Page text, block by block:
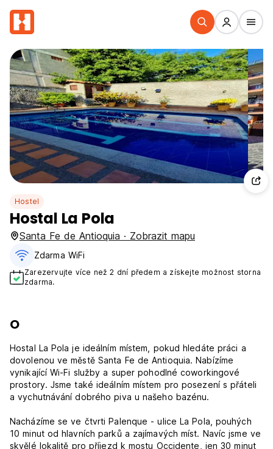
Hostel
Hostal La Pola
Santa Fe de Antioquia · Zobrazit mapu
Zdarma WiFi
Zarezervujte více než 2 dní předem a získejte možnost storna
zdarma.
O
Hostal La Pola je ideálním místem, pokud hledáte práci a
dovolenou ve městě Santa Fe de Antioquia. Nabízíme
vynikající Wi-Fi služby a super pohodlné coworkingové
prostory. Jsme také ideálním místem pro posezení s přáteli
a vychutnávání dobrého piva u našeho bazénu.
Nacházíme se ve čtvrti Palenque - ulice La Pola, pouhých
10 minut od hlavních parků a zajímavých míst. Navíc jsme ve
skvělé lokalitě pro příjezd k mostu Occidente, jen 30 minut